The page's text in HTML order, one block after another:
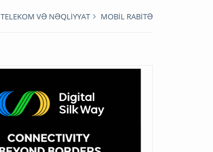
TELEKOM VƏ NƏQLİYYAT MOBİL RABİTƏ